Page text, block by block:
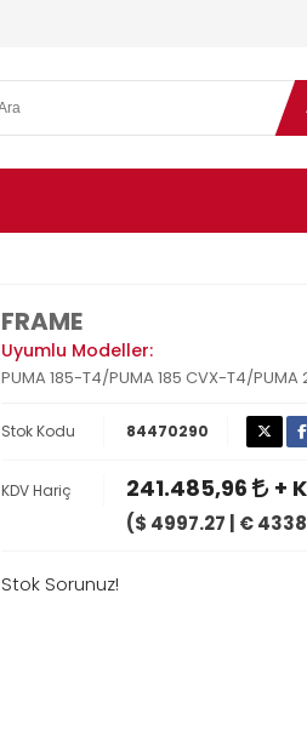
FRAME
Uyumlu Modeller:
PUMA 185-T4/PUMA 185 CVX-T4/PUMA
Stok Kodu 84470290
KDV Hariç 241.485,96 +
($ 4997.27 | €
Stok Sorunuz!